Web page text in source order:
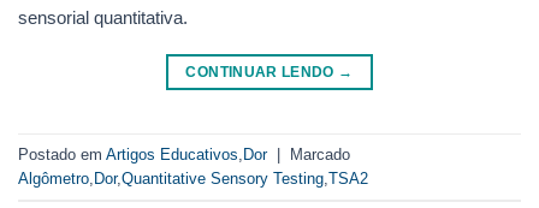
sensorial quantitativa.
CONTINUAR LENDO →
Postado em Artigos Educativos Dor | Marcado
Algômetro Dor,Quantitative Sensory Testing TSA2